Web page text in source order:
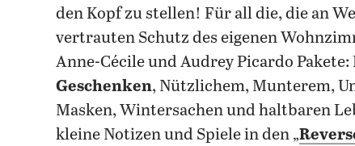
den Kopf zu stellen! Für all die, die an
vertrauten Schutz des eigenen
Anne-Cécile und Audrey Picardo
Geschenken, Nützlichem, Munterem,
Masken, Wintersachen und haltbaren
kleine Notizen und Spiele in den „